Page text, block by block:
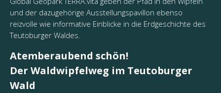
und der dazugehörige Ausstellungspavillon ebenso
reizvolle wie informative Einblicke in die Erdgeschichte des
Teutoburger Waldes.
Atemberaubend schön!
Der Waldwipfelweg im Teutoburger
Wald